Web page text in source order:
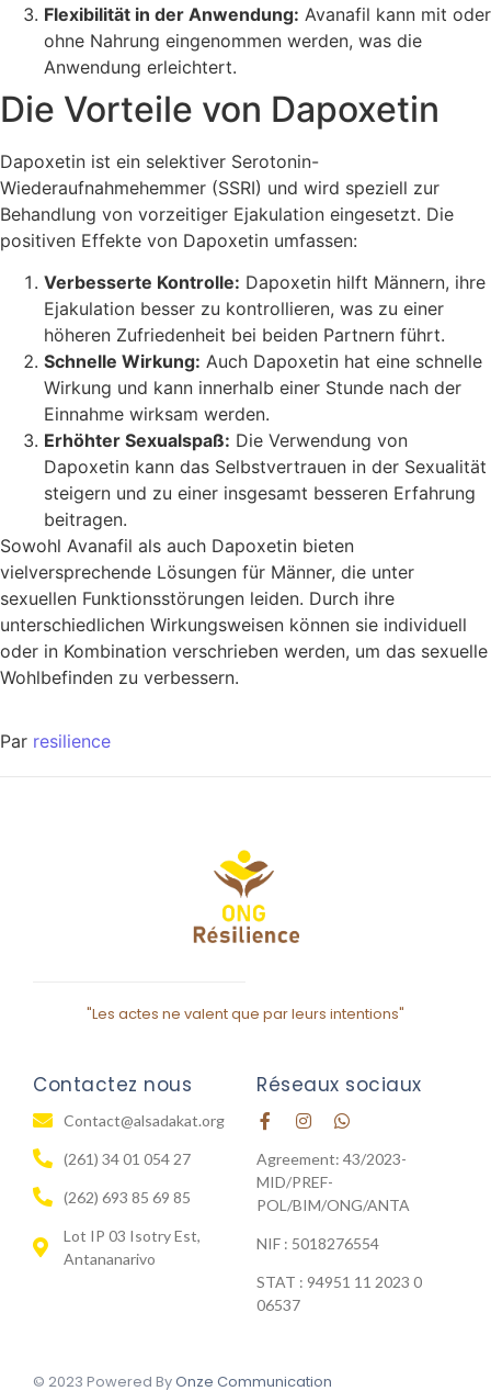
Flexibilität in der Anwendung: Avanafil kann mit oder
ohne Nahrung eingenommen werden, was die
Anwendung erleichtert.
Die Vorteile von Dapoxetin
Dapoxetin ist ein selektiver Serotonin-
Wiederaufnahmehemmer (SSRI) und wird speziell zur
Behandlung von vorzeitiger Ejakulation eingesetzt. Die
positiven Effekte von Dapoxetin umfassen:
Verbesserte Kontrolle: Dapoxetin hilft Männern, ihre
Ejakulation besser zu kontrollieren, was zu einer
höheren Zufriedenheit bei beiden Partnern führt.
Schnelle Wirkung: Auch Dapoxetin hat eine schnelle
Wirkung und kann innerhalb einer Stunde nach der
Einnahme wirksam werden.
Erhöhter Sexualspaß: Die Verwendung von
Dapoxetin kann das Selbstvertrauen in der Sexualität
steigern und zu einer insgesamt besseren Erfahrung
beitragen.
Sowohl Avanafil als auch Dapoxetin bieten
vielversprechende Lösungen für Männer, die unter
sexuellen Funktionsstörungen leiden. Durch ihre
unterschiedlichen Wirkungsweisen können sie individuell
oder in Kombination verschrieben werden, um das sexuelle
Wohlbefinden zu verbessern.
Par resilience
"Les actes ne valent que par leurs intentions"
Contactez nous
Contact@alsadakat.org
(261) 34 01 054 27
(262) 693 85 69 85
Lot IP 03 Isotry Est,
Antananarivo
Réseaux sociaux
Agreement: 43/2023-
MID/PREF-
POL/BIM/ONG/ANTA
NIF : 5018276554
STAT : 94951 11 2023 0
06537
© 2023 Powered ByOnze Communication